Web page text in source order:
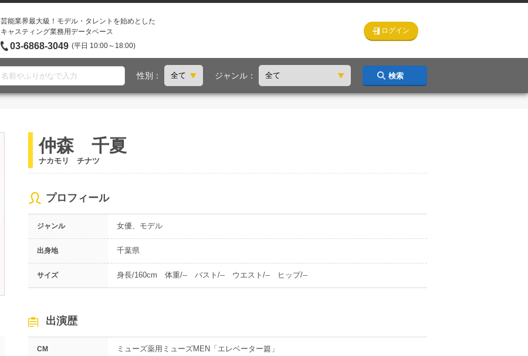
芸能業界最大級！モデル・タレントを始めとした
キャスティング業務用データベース
03-6868-3049 (平日 10:00～18:00)
ログイン
性別： ジャンル： 検索
仲森 千夏
ナカモリ チナツ
プロフィール
ジャンル 女優、モデル
出身地 千葉県
サイズ 身長/160cm 体重/-- バスト/-- ウエスト/-- ヒップ/--
出演歴
CM
ミューズ薬用ミューズMEN「エレベーター篇」